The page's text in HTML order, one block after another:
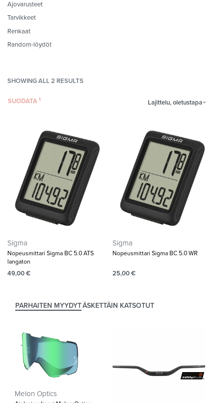
Ajovarusteet
Tarvikkeet
Renkaat
Random-löydöt
SHOWING ALL 2 RESULTS
Lajittelu, oletustapa
SUODATA
Sigma
Nopeusmittari Sigma BC 5.0 ATS
langaton
49,00€
Sigma
Nopeusmittari Sigma BC 5.0 WR
25,00€
PARHAITEN MYYDYTÄSKETTÄIN KATSOTUT
Melon Optics